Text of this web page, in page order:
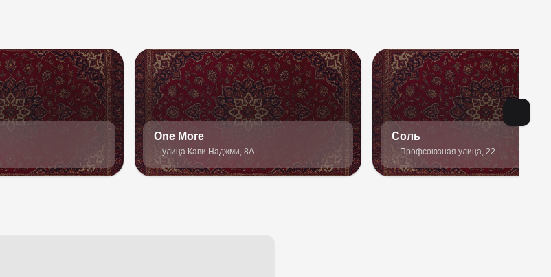
One More
улица Кави Наджми, 8А
Соль
Профсоюзная улица, 22